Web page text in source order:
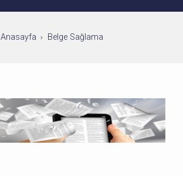
Anasayfa Belge Sağlama